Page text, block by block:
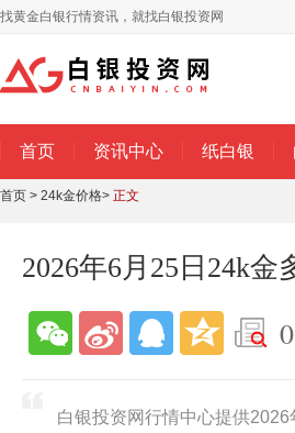
找黄金白银行情资讯，就找白银投资网
首页 资讯中心 纸白银
首页 > 24k金价格> 正文
2026年6月25日24k金
0
白银投资网行情中心提供